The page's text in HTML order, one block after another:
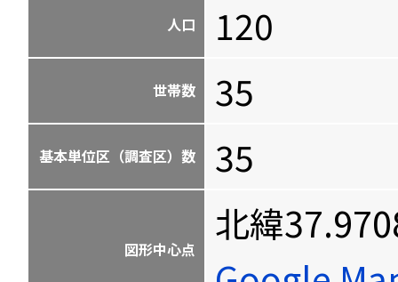
人口 120
世帯数 35
基本単位区（調査区）数 35
図形中心点
北緯